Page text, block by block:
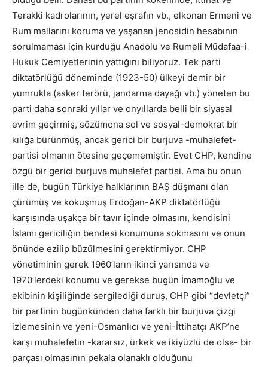
Terakki kadrolarının, yerel eşrafın vb., elkonan Ermeni ve
Rum mallarını koruma ve yaşanan jenosidin hesabının
sorulmaması için kurduğu Anadolu ve Rumeli Müdafaa-i
Hukuk Cemiyetlerinin yattığını biliyoruz. Tek parti
diktatörlüğü döneminde (1923-50) ülkeyi demir bir
yumrukla (asker terörü, jandarma dayağı vb.) yöneten bu
parti daha sonraki yıllar ve onyıllarda belli bir siyasal
evrim geçirmiş, sözümona sol ve sosyal-demokrat bir
kılığa bürünmüş, ancak gerici bir burjuva -muhalefet-
partisi olmanın ötesine geçememiştir. Evet CHP, kendine
özgü bir gerici burjuva muhalefet partisi. Ama bu onun
ille de, bugün Türkiye halklarının BAŞ düşmanı olan
çürümüş ve kokuşmuş Erdoğan-AKP diktatörlüğü
karşısında uşakça bir tavır içinde olmasını, kendisini
İslami gericiliğin bendesi konumuna sokmasını ve onun
önünde ezilip büzülmesini gerektirmiyor. CHP
yönetiminin gerek 1960’ların ikinci yarısında ve
1970’lerdeki konumu ve gerekse bugün İmamoğlu ve
ekibinin kişiliğinde sergilediği duruş, CHP gibi “devletçi”
bir partinin bugünkünden daha farklı bir burjuva çizgi
izlemesinin ve yeni-Osmanlıcı ve yeni-İttihatçı AKP’ne
karşı muhalefetin -kararsız, ürkek ve ikiyüzlü de olsa- bir
parçası olmasının pekala olanaklı olduğunu